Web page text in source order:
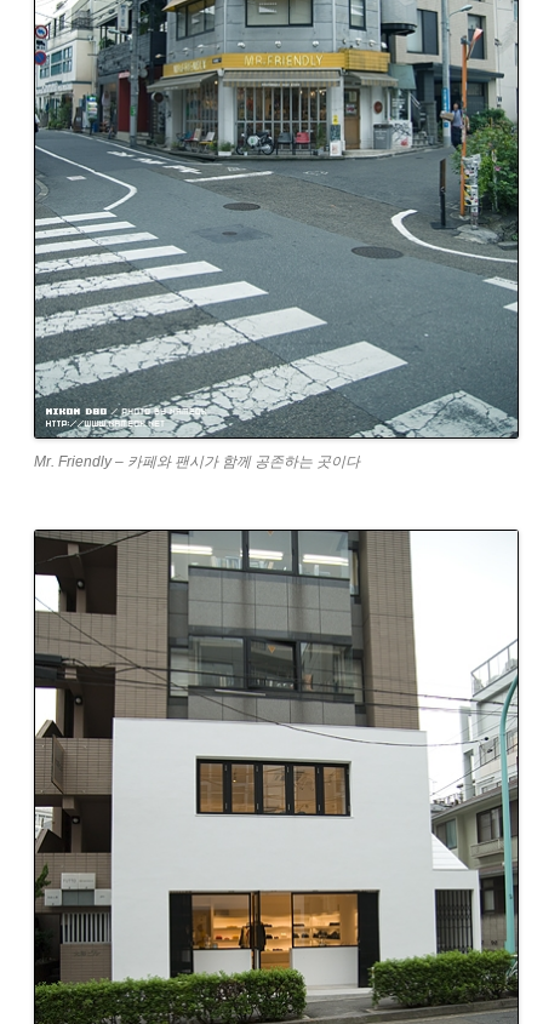
Mr. Friendly – 카페와 팬시가 함께 공존하는 곳이다